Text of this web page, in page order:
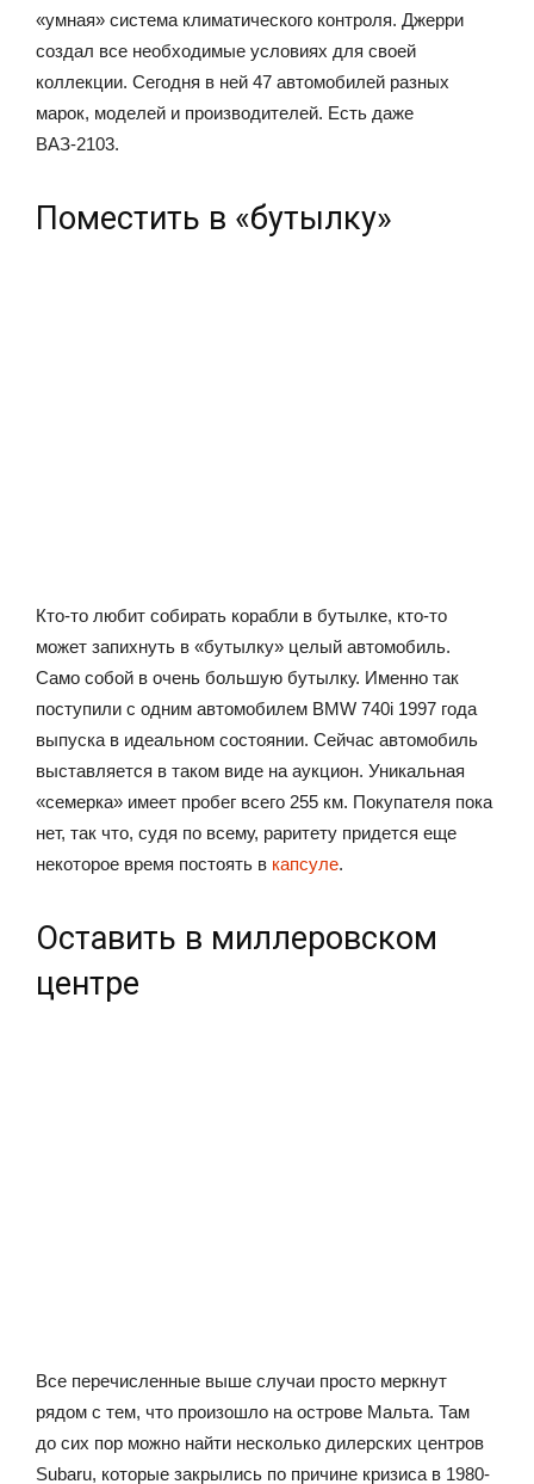
«умная» система климатического контроля. Джерри
создал все необходимые условиях для своей
коллекции. Сегодня в ней 47 автомобилей разных
марок, моделей и производителей. Есть даже
ВАЗ-2103.
Поместить в «бутылку»
Кто-то любит собирать корабли в бутылке, кто-то
может запихнуть в «бутылку» целый автомобиль.
Само собой в очень большую бутылку. Именно так
поступили с одним автомобилем BMW 740i 1997 года
выпуска в идеальном состоянии. Сейчас автомобиль
выставляется в таком виде на аукцион. Уникальная
«семерка» имеет пробег всего 255 км. Покупателя пока
нет, так что, судя по всему, раритету придется еще
некоторое время постоять в капсуле.
Оставить в миллеровском
центре
Все перечисленные выше случаи просто меркнут
рядом с тем, что произошло на острове Мальта. Там
до сих пор можно найти несколько дилерских центров
Subaru, которые закрылись по причине кризиса в 1980-